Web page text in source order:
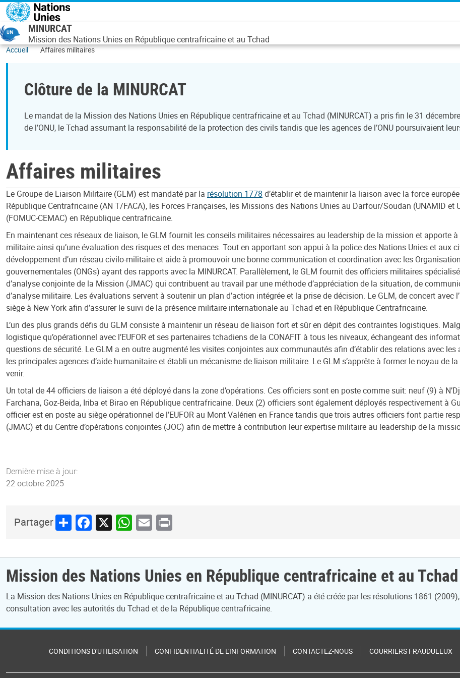
Aller au contenu principal
MINURCAT
Mission des Nations Unies en République centrafricaine et au Tchad
Accueil Affaires militaires
Clôture de la MINURCAT
Le mandat de la Mission des Nations Unies en République centrafricaine et au Tchad (MINURCAT) a pris fin le 31
de l’ONU, le Tchad assumant la responsabilité de la protection des civils tandis que les agences de l’ONU poursuivaient
Affaires militaires
Le Groupe de Liaison Militaire (GLM) est mandaté par la résolution 1778 d’établir et de maintenir la liaison avec la force
République Centrafricaine (AN T/FACA), les Forces Françaises, les Missions des Nations Unies au Darfour/Soudan (UNAMID et
(FOMUC-CEMAC) en République centrafricaine.
En maintenant ces réseaux de liaison, le GLM fournit les conseils militaires nécessaires au leadership de la mission et apporte
militaire ainsi qu’une évaluation des risques et des menaces. Tout en apportant son appui à la police des Nations Unies et aux
développement d’un réseau civilo-militaire et aide à promouvoir une bonne communication et coordination avec les
gouvernementales (ONGs) ayant des rapports avec la MINURCAT. Parallèlement, le GLM fournit des officiers militaires
d’analyse conjointe de la Mission (JMAC) qui contribuent au travail par une méthode d’appréciation de la situation, de
d’analyse militaire. Les évaluations servent à soutenir un plan d’action intégrée et la prise de décision. Le GLM, de concert avec
siège à New York afin d’assurer le suivi de la présence militaire internationale au Tchad et en République Centrafricaine.
L’un des plus grands défis du GLM consiste à maintenir un réseau de liaison fort et sûr en dépit des contraintes logistiques.
logistique qu’opérationnel avec l’EUFOR et ses partenaires tchadiens de la CONAFIT à tous les niveaux, échangeant des
questions de sécurité. Le GLM a en outre augmenté les visites conjointes aux communautés afin d’établir des relations avec
les principales agences d’aide humanitaire et établi un mécanisme de liaison militaire. Le GLM s’apprête à former le noyau de
venir.
Un total de 44 officiers de liaison a été déployé dans la zone d’opérations. Ces officiers sont en poste comme suit: neuf (9) à
Farchana, Goz-Beida, Iriba et Birao en République centrafricaine. Deux (2) officiers sont également déployés respectivement à
officier est en poste au siège opérationnel de l’EUFOR au Mont Valérien en France tandis que trois autres officiers font partie
(JMAC) et du Centre d’opérations conjointes (JOC) afin de mettre à contribution leur expertise militaire au leadership de la
Dernière mise à jour:
22 octobre 2025
PartagerShareFacebook
X WhatsApp
Email
Print
Mission des Nations Unies en République centrafricaine et au Tchad
La Mission des Nations Unies en République centrafricaine et au Tchad (MINURCAT) a été créée par les résolutions 1861
consultation avec les autorités du Tchad et de la République centrafricaine.
CONDITIONS D'UTILISATION CONFIDENTIALITÉ DE L'INFORMATION CONTACTEZ-NOUS COURRIERS FRAUDULEUX